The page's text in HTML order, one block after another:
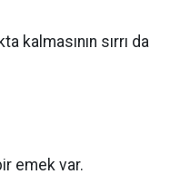
kalmasının sırrı da
emek var.